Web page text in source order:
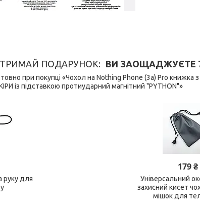
ПОДАРУНОК ВИ ЗАОЩАДЖУЄТЕ
при покупці «Чохол на Nothing Phone (3a) Pro
із підставкою протиударний магнітний "PYTHON"»
руку для
179 ₴
Універсальний
захисний кисет
мішок для